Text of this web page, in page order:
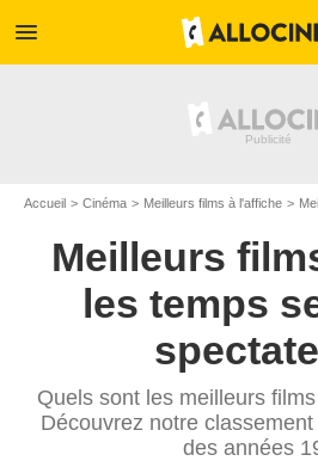
menu
Accueil Cinéma Meilleurs films à l'affiche
Meilleurs
les temps
Quels sont les meilleurs
Découvrez notre
des années